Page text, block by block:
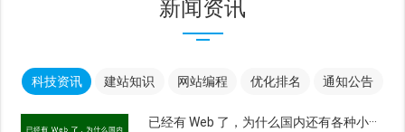
新闻资讯
科技资讯 建站知识 网站编程 优化排名 通知公告
已经有 Web 了，为什么国内还有各种小···